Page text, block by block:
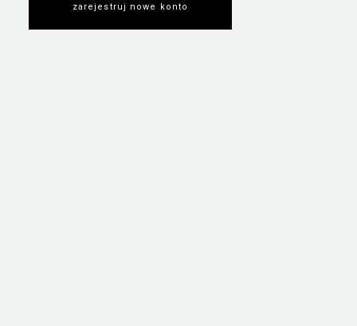
zarejestruj nowe konto